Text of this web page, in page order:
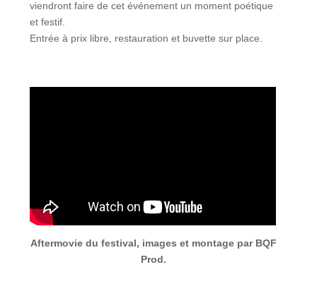
viendront faire de cet événement un moment poétique
et festif.
Entrée à prix libre, restauration et buvette sur place.
Aftermovie du festival, images et montage par BQF
Prod.